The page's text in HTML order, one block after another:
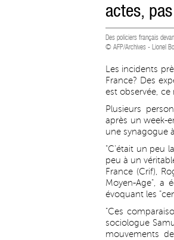
actes,
Des policiers français
© AFP/Archives - Lionel
Les incidents
France? Des
est observée, ce
Plusieurs
après un week-
une synagogue
"C'était un peu
peu à un
France (Crif),
Moyen-Age", a
évoquant les
"Ces
sociologue
mouvements